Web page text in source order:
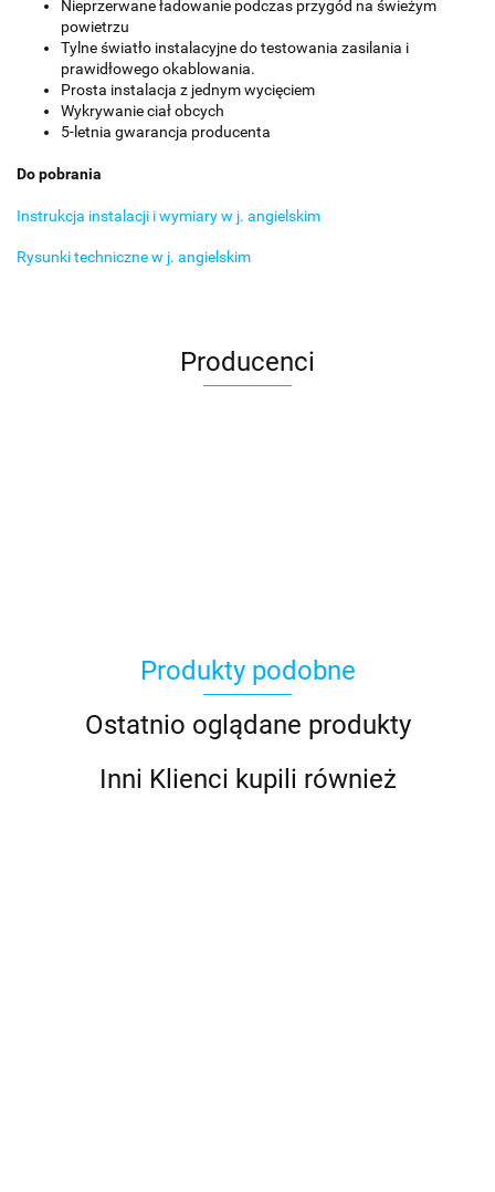
Nieprzerwane ładowanie podczas przygód na świeżym
powietrzu
Tylne światło instalacyjne do testowania zasilania i
prawidłowego okablowania.
Prosta instalacja z jednym wycięciem
Wykrywanie ciał obcych
5-letnia gwarancja producenta
Do pobrania
Instrukcja instalacji i wymiary w j. angielskim
Rysunki techniczne w j. angielskim
Producenci
Produkty podobne
Ostatnio oglądane produkty
Inni Klienci kupili również